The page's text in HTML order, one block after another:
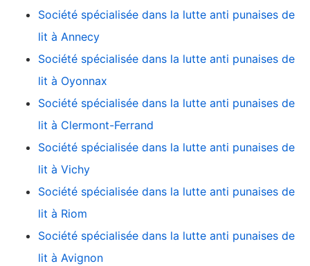
Société spécialisée dans la lutte anti punaises de
lit à Annecy
Société spécialisée dans la lutte anti punaises de
lit à Oyonnax
Société spécialisée dans la lutte anti punaises de
lit à Clermont-Ferrand
Société spécialisée dans la lutte anti punaises de
lit à Vichy
Société spécialisée dans la lutte anti punaises de
lit à Riom
Société spécialisée dans la lutte anti punaises de
lit à Avignon